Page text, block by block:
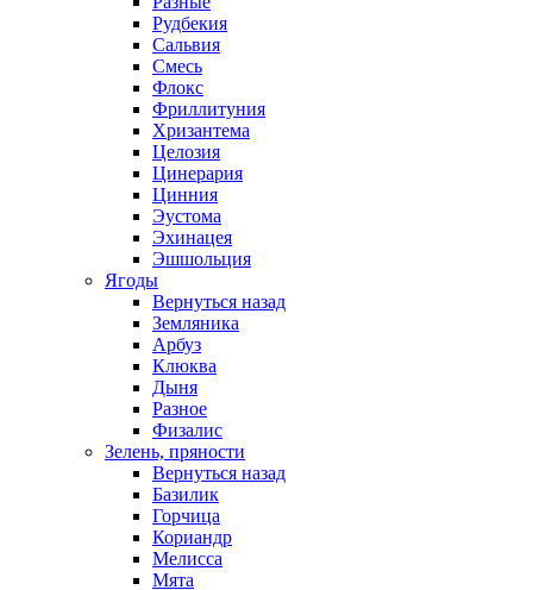
Рудбекия
Сальвия
Смесь
Флокс
Фриллитуния
Хризантема
Целозия
Цинерария
Цинния
Эустома
Эхинацея
Эшшольция
Ягоды
Вернуться назад
Земляника
Арбуз
Клюква
Дыня
Разное
Физалис
Зелень, пряности
Вернуться назад
Базилик
Горчица
Кориандр
Мелисса
Мята